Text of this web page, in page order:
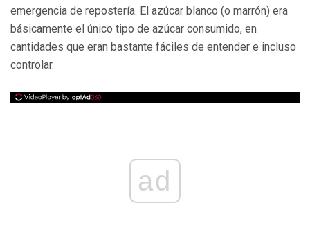
emergencia de repostería. El azúcar blanco (o marrón) era
básicamente el único tipo de azúcar consumido, en
cantidades que eran bastante fáciles de entender e incluso
controlar.
ad